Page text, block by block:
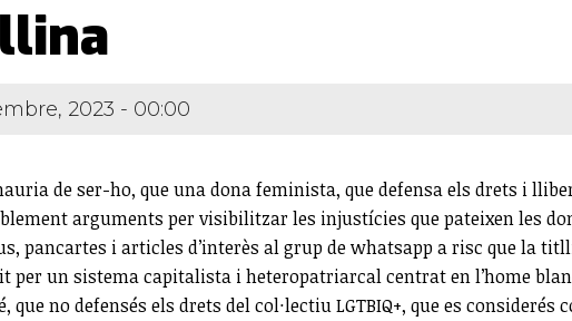
2023 - 00:00
de ser-ho, que una dona feminista, que defensa els drets i
arguments per visibilitzar les injustícies que pateixen les
pancartes i articles d’interès al grup de whatsapp a risc que la
per un sistema capitalista i heteropatriarcal centrat en l’home
que no defensés els drets del col·lectiu LGTBIQ+, que es